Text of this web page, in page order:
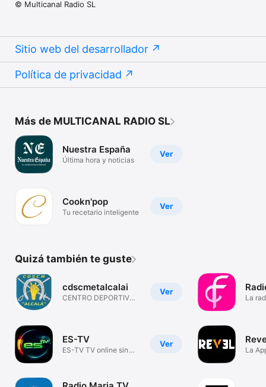
© Multicanal Radio SL
Sitio web del desarrollador
Política de privacidad
Más de MULTICANAL RADIO SL
Ver
Nuestra España
Última hora y noticias
Ver
Cookn'pop
Tu recetario inteligente
Quizá también te guste
Ver
cdscmetalcalai
CENTRO DEPORTIVO
Ver
ES-TV
ES-TV TV online sin
La
La